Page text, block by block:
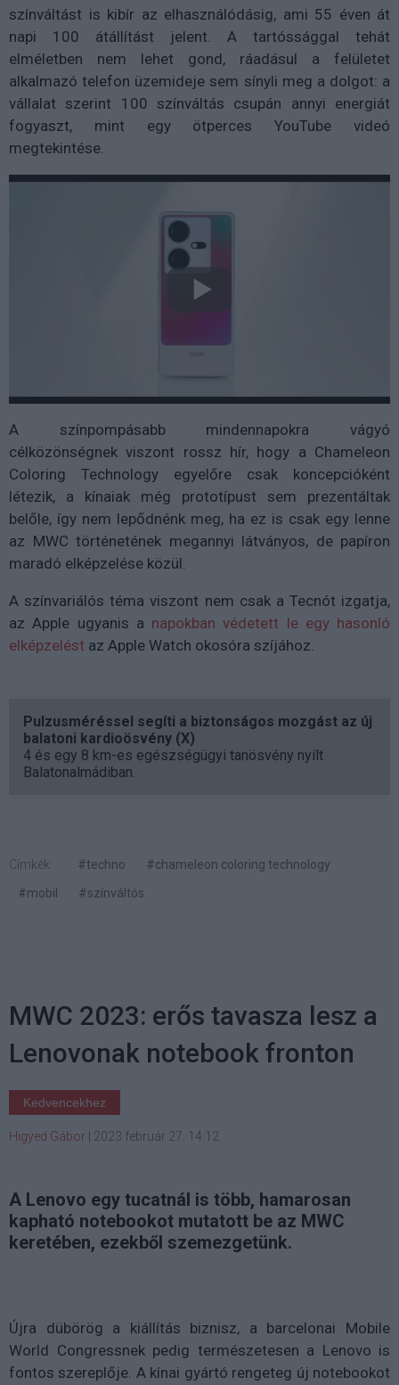
színváltást is kibír az elhasználódásig, ami 55 éven át
napi 100 átállítást jelent. A tartóssággal tehát
elméletben nem lehet gond, ráadásul a felületet
alkalmazó telefon üzemideje sem sínyli meg a dolgot: a
vállalat szerint 100 színváltás csupán annyi energiát
fogyaszt, mint egy ötperces YouTube videó
megtekintése.
A színpompásabb mindennapokra vágyó
célközönségnek viszont rossz hír, hogy a Chameleon
Coloring Technology egyelőre csak koncepcióként
létezik, a kínaiak még prototípust sem prezentáltak
belőle, így nem lepődnénk meg, ha ez is csak egy lenne
az MWC történetének megannyi látványos, de papíron
maradó elképzelése közül.
A színvariálós téma viszont nem csak a Tecnót izgatja,
az Apple ugyanis a napokban védetett le egy hasonló
elképzelést az Apple Watch okosóra szíjához.
Pulzusméréssel segíti a biztonságos mozgást az új
balatoni kardioösvény (X)
4 és egy 8 km-es egészségügyi tanösvény nyílt
Balatonalmádiban.
Címkék: #techno
#chameleon coloring technology
#mobil
#színváltós
MWC 2023: erős tavasza lesz a
Lenovonak notebook fronton
Kedvencekhez
Higyed Gábor 2023 február 27. 14:12
A Lenovo egy tucatnál is több, hamarosan
kapható notebookot mutatott be az MWC
keretében, ezekből szemezgetünk.
Újra dübörög a kiállítás biznisz, a barcelonai Mobile
World Congressnek pedig természetesen a Lenovo is
fontos szereplője. A kínai gyártó rengeteg új notebookot